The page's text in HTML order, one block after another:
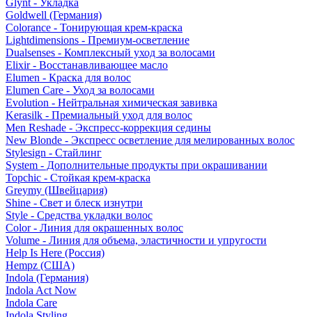
Glynt - Укладка
Goldwell (Германия)
Colorance - Тонирующая крем-краска
Lightdimensions - Премиум-осветление
Dualsenses - Комплексный уход за волосами
Elixir - Восстанавливающее масло
Elumen - Краска для волос
Elumen Care - Уход за волосами
Evolution - Нейтральная химическая завивка
Kerasilk - Премиальный уход для волос
Men Reshade - Экспресс-коррекция седины
New Blonde - Экспресс осветление для мелированных волос
Stylesign - Стайлинг
System - Дополнительные продукты при окрашивании
Topchic - Стойкая крем-краска
Greymy (Швейцария)
Shine - Свет и блеск изнутри
Style - Средства укладки волос
Color - Линия для окрашенных волос
Volume - Линия для объема, эластичности и упругости
Help Is Here (Россия)
Hempz (США)
Indola (Германия)
Indola Act Now
Indola Care